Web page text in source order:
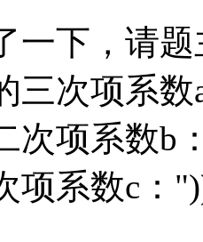
一下，请
三次项系
次项系数b
项系数c：